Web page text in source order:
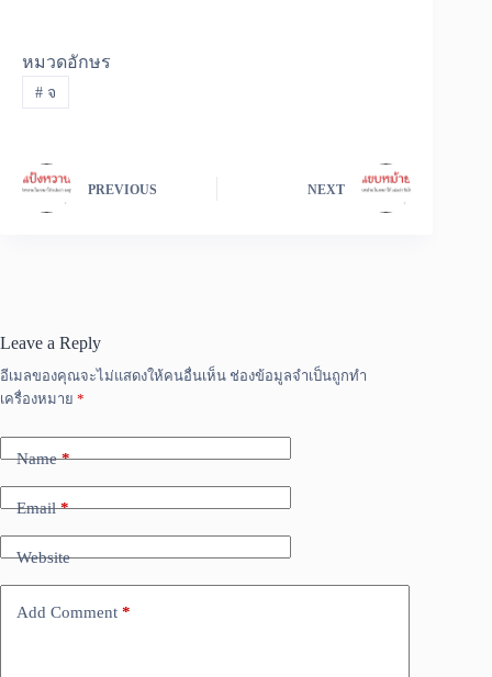
หมวดอักษร
#จ
PREVIOUS NEXT
Leave a Reply
อีเมลของคุณจะไม่แสดงให้คนอื่นเห็น ช่องข้อมูลจำเป็นถูกทำ
เครื่องหมาย *
Name*
Email*
Website
Add Comment *